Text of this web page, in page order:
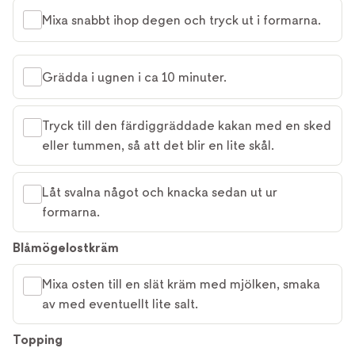
Mixa snabbt ihop degen och tryck ut i formarna.
Grädda i ugnen i ca 10 minuter.
Tryck till den färdiggräddade kakan med en sked
eller tummen, så att det blir en lite skål.
Låt svalna något och knacka sedan ut ur
formarna.
Blåmögelostkräm
Mixa osten till en slät kräm med mjölken, smaka
av med eventuellt lite salt.
Topping